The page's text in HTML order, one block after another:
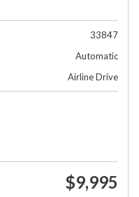
33847
Automatic
Airline Drive
$9,995